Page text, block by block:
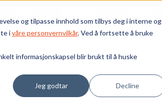
og tilpasse innhold som tilbys deg i interne og
ivåre personvernvilkår. Ved å fortsette å bruke
informasjonskapsel blir brukt til å huske
Jeg godtar Decline